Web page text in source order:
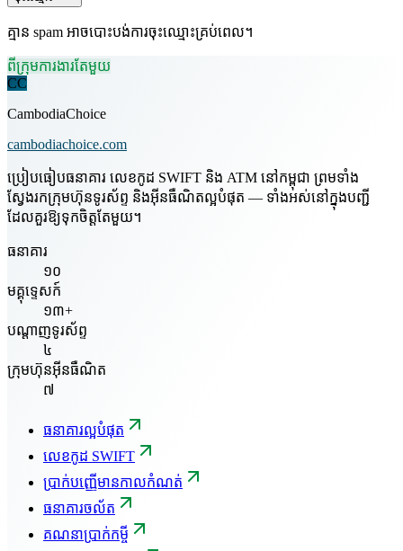
គ្មាន spam អាចបោះបង់ការចុះឈ្មោះគ្រប់ពេល។
ពីក្រុមការងារតែមួយ
CC
CambodiaChoice
cambodiachoice.com
ប្រៀបធៀបធនាគារ លេខកូដ SWIFT និង ATM នៅកម្ពុជា ព្រមទាំង
ស្វែងរកក្រុមហ៊ុនទូរស័ព្ទ និងអ៊ីនធឺណិតល្អបំផុត — ទាំងអស់នៅក្នុងបញ្ជី
ដែលគួរឱ្យទុកចិត្តតែមួយ។
ធនាគារ
១០
មគ្គុទ្ទេសក៍
១៣+
បណ្តាញទូរស័ព្ទ
៤
ក្រុមហ៊ុនអ៊ីនធឺណិត
៧
ធនាគារល្អបំផុត
លេខកូដ SWIFT
ប្រាក់បញ្ញើមានកាលកំណត់
ធនាគារចល័ត
គណនាប្រាក់កម្ចី